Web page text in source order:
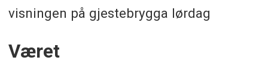
visningen på gjestebrygga lørdag
Været